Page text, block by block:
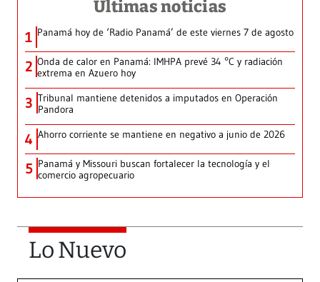
Últimas noticias
1 Panamá hoy de ‘Radio Panamá’ de este viernes 7 de agosto
2 Onda de calor en Panamá: IMHPA prevé 34 °C y radiación
extrema en Azuero hoy
3 Tribunal mantiene detenidos a imputados en Operación
Pandora
4 Ahorro corriente se mantiene en negativo a junio de 2026
5 Panamá y Missouri buscan fortalecer la tecnología y el
comercio agropecuario
Lo Nuevo